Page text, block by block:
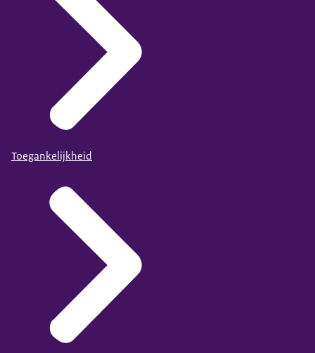
Toegankelijkheid